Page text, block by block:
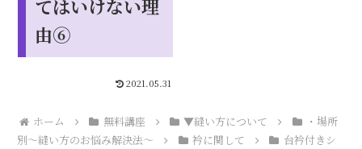
てはいけない理
由⑥
2021.05.31
ホーム 無料講座 ▼縫い方について
・場所
別～縫い方のお悩み解決法～
衿に関して 台衿付きシ